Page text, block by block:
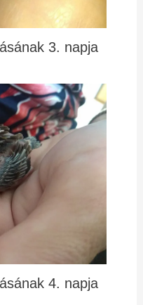
3. napja
4. napja